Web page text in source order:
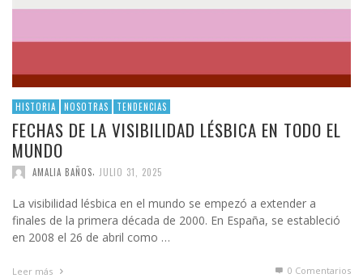
HISTORIA NOSOTRAS TENDENCIAS
FECHAS DE LA VISIBILIDAD LÉSBICA EN TODO EL
MUNDO
AMALIA BAÑOS JULIO 31, 2025
La visibilidad lésbica en el mundo se empezó a extender a
finales de la primera década de 2000. En España, se estableció
en 2008 el 26 de abril como …
Leer más 0 Comentarios